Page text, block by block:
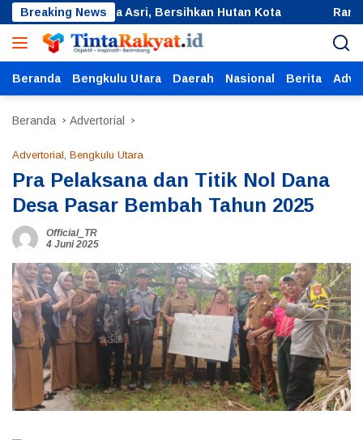
Langsung
ke
konten
Breaking News
Indonesia Asri, Bersihkan Hutan Kota Rangkaian
Beranda Bengkulu Utara Daerah Nasional Berita
Beranda Advertorial
Advertorial, Bengkulu Utara
Pra Pelaksana dan Titik Nol Dana
Desa Pasar Bembah Tahun 2025
Official_TR
4 Juni 2025